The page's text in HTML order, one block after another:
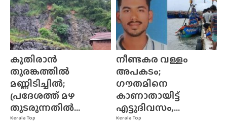
Kerala Top
കുതിരാൻ
തുരങ്കത്തിൽ
മണ്ണിടിച്ചിൽ;
പ്രദേശത്ത് മഴ
തുടരുന്നതിൽ...
Kerala Top
നീണ്ടകര വള്ളം
അപകടം;
ഗൗതമിനെ
കാണാതായിട്ട്
എട്ടുദിവസം,...